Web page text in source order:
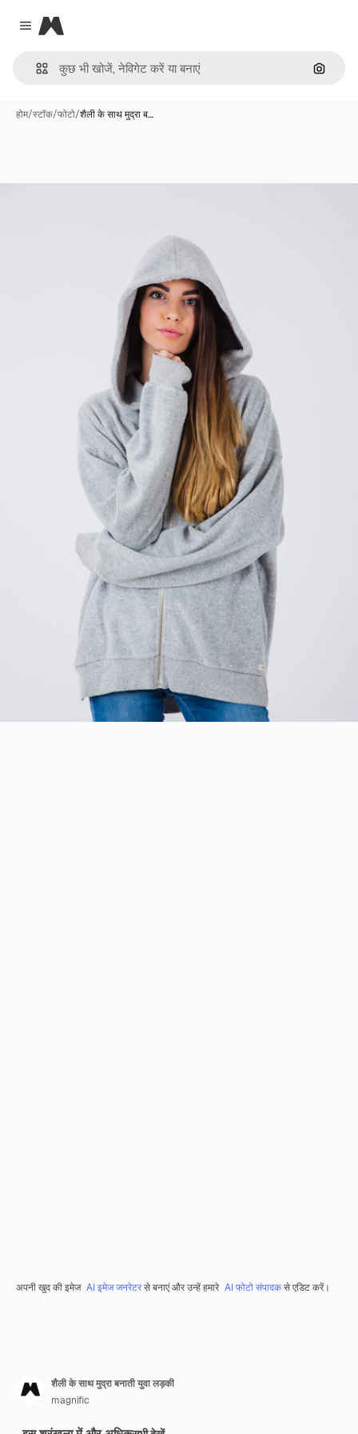
Close menu
Magnific
इमेज से
होम/स्टॉक/फोटो/शैली के साथ मुद्रा ब…
अपनी खुद की इमेज AI इमेज जनरेटरसे बनाएं और उन्हें हमारे AI फोटो संपादकसे एडिट करें।
शैली के साथ मुद्रा बनाती युवा लड़की
magnific